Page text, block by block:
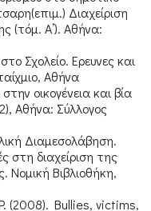
Διαχείριση
(τόμ. Α’). Αθήνα:
Σχολείο. Ερευνες και
Αθήνα
οικογένεια και βία
Αθήνα: Σύλλογος
Διαμεσολάβηση.
στη διαχείριση της
Νομική Βιβλιοθήκη,
(2008). Bullies, victims,